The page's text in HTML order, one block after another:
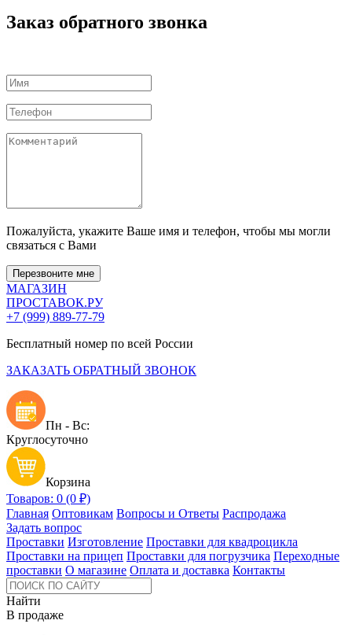
Заказ обратного звонка
Пожалуйста, укажите Ваше имя и телефон, чтобы мы могли
связаться с Вами
Перезвоните мне
МАГАЗИН
ПРОСТАВОК.РУ
+7 (999) 889-77-79
Бесплатный номер по всей России
ЗАКАЗАТЬ ОБРАТНЫЙ ЗВОНОК
Пн - Вс:
Круглосуточно
Корзина
Товаров: 0 (0 ₽)
Главная Оптовикам Вопросы и Ответы Распродажа
Задать вопрос
Проставки Изготовление Проставки для квадроцикла
Проставки на прицеп Проставки для погрузчика Переходные
проставки О магазине Оплата и доставка Контакты
Найти
В продаже